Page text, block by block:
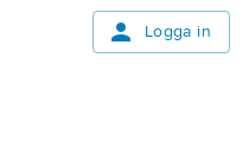
Logga in